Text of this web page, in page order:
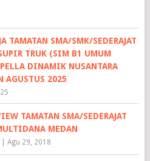
TAMATAN SMA/SMK/SEDERAJAT
TRUK (SIM B1 UMUM
DINAMIK NUSANTARA
AGUSTUS 2025
TAMATAN SMA/SEDERAJAT
MEDAN
Agu 29, 2018